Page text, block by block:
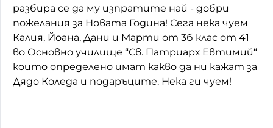
разбира се да му изпратите най - добри
пожелания за Новата Година! Сега нека чуем
Калия, Йоана, Дани и Марти от 3б клас от 41
во Основно училище “Св. Патриарх Евтимий“
които определено имат какво да ни кажат за
Дядо Коледа и подаръците. Нека ги чуем!